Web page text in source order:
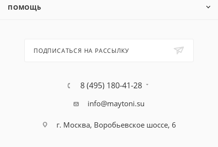
ПОМОЩЬ
ПОДПИСАТЬСЯ НА РАССЫЛКУ
8 (495) 180-41-28
info@maytoni.su
г. Москва, Воробьевское шоссе, 6